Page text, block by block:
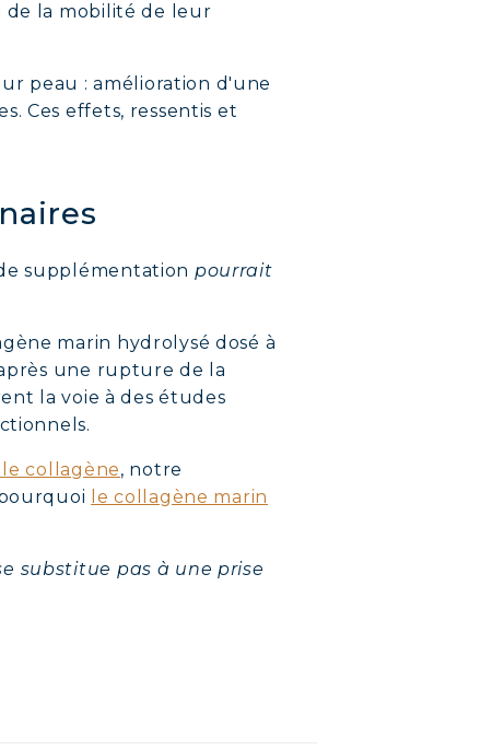
de la mobilité de leur
peau : amélioration d'une
Ces effets, ressentis et
supplémentation pourrait
marin hydrolysé dosé à
une rupture de la
la voie à des études
collagène, notre
le collagène marin
substitue pas à une prise